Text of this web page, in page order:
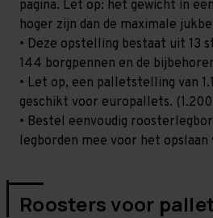
pagina. Let op: het gewicht in
hoger zijn dan de maximale
• Deze opstelling bestaat uit 13
144 borgpennen en de
• Let op, een palletstelling van
geschikt voor europallets.
• Bestel eenvoudig
legborden mee voor het opslaan
Roosters voor